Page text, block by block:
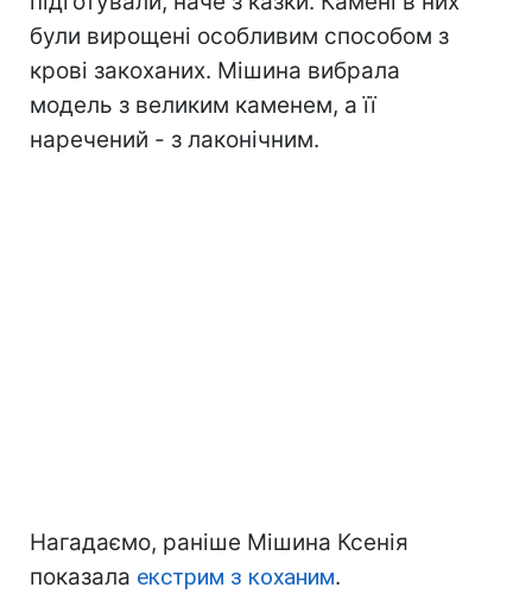
були вирощені особливим способом з
крові закоханих. Мішина вибрала
модель з великим каменем, а її
наречений - з лаконічним.
Нагадаємо, раніше Мішина Ксенія
показала екстрим з коханим.